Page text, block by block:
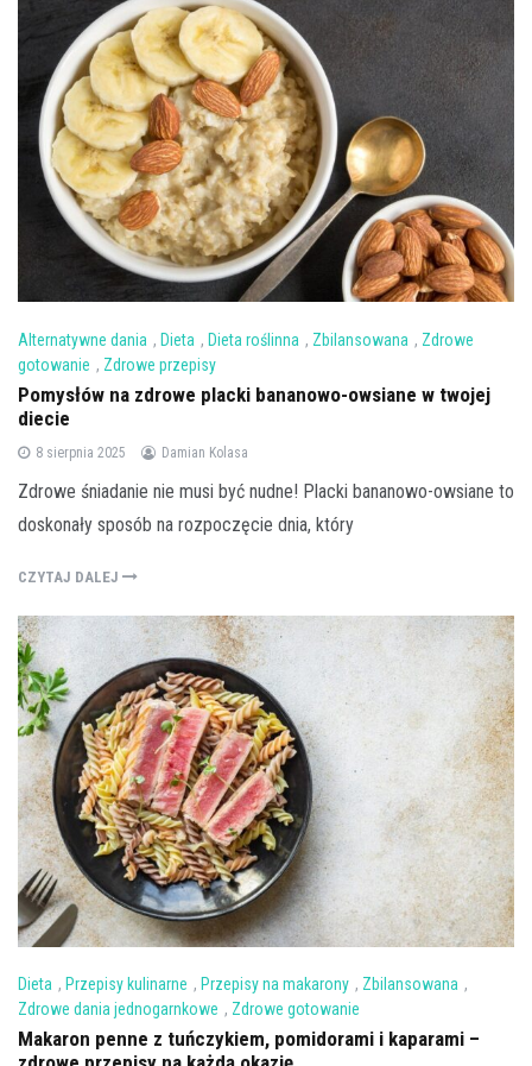
Alternatywne dania , Dieta , Dieta roślinna , Zbilansowana , Zdrowe
gotowanie , Zdrowe przepisy
Pomysłów na zdrowe placki bananowo-owsiane w twojej
diecie
8 sierpnia 2025 Damian Kolasa
Zdrowe śniadanie nie musi być nudne! Placki bananowo-owsiane to
doskonały sposób na rozpoczęcie dnia, który
CZYTAJ DALEJ
Dieta , Przepisy kulinarne , Przepisy na makarony , Zbilansowana ,
Zdrowe dania jednogarnkowe , Zdrowe gotowanie
Makaron penne z tuńczykiem, pomidorami i kaparami –